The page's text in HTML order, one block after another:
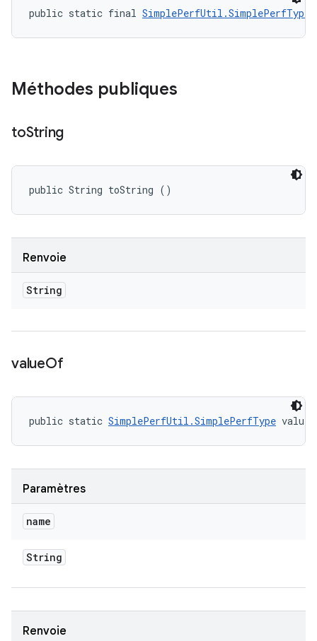
public static final SimplePerfUtil.SimplePerfType
Méthodes publiques
toString
public String toString ()
Renvoie
String
valueOf
public static SimplePerfUtil.SimplePerfType
Paramètres
name
String
Renvoie